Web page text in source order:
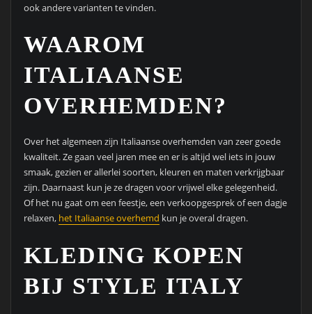
ook andere varianten te vinden.
WAAROM
ITALIAANSE
OVERHEMDEN?
Over het algemeen zijn Italiaanse overhemden van zeer goede
kwaliteit. Ze gaan veel jaren mee en er is altijd wel iets in jouw
smaak, gezien er allerlei soorten, kleuren en maten verkrijgbaar
zijn. Daarnaast kun je ze dragen voor vrijwel elke gelegenheid.
Of het nu gaat om een feestje, een verkoopgesprek of een dagje
relaxen, het Italiaanse overhemd kun je overal dragen.
KLEDING KOPEN
BIJ STYLE ITALY